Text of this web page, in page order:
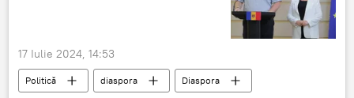
17 Iulie 2024, 14:53
Politică diaspora
Diaspora